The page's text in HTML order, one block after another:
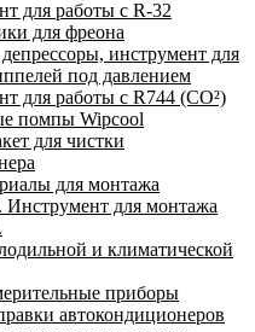
для работы с R-32
для фреона
инструмент для
под давлением
для работы с R744 (CO²)
помпы Wipcool
для чистки
для монтажа
Инструмент для монтажа
и климатической
приборы
автокондиционеров